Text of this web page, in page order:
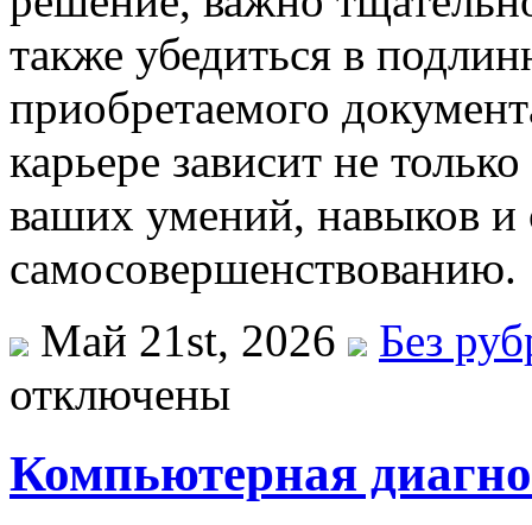
также убедиться в
приобретаемого
карьере зависит не
ваших умений, навыков и
самосовершенствованию.
Май 21st, 2026
Без
отключены
Компьютерная